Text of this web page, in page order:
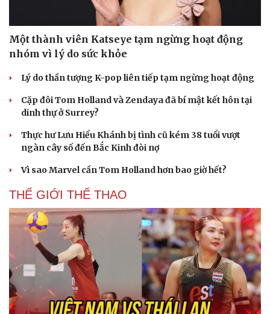
Văn hóa
Văn học
Âm nhạc
Di sản
Giải trí
Sao Việt
Một thành viên Katseye tạm ngừng hoạt động
nhóm vì lý do sức khỏe
Lý do thần tượng K-pop liên tiếp tạm ngừng hoạt động
Cặp đôi Tom Holland và Zendaya đã bí mật kết hôn tại
dinh thự ở Surrey?
Thực hư Lưu Hiểu Khánh bị tình cũ kém 38 tuổi vượt
ngàn cây số đến Bắc Kinh đòi nợ
Vì sao Marvel cần Tom Holland hơn bao giờ hết?
THẾ GIỚI THỂ THAO